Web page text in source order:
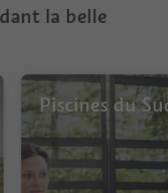
la belle
Piscines du